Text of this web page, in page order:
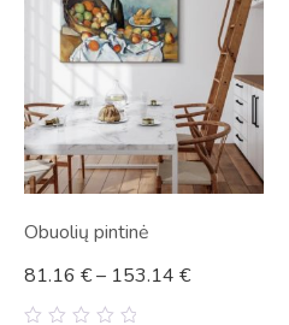
Obuolių pintinė
81.16 €– 153.14 €